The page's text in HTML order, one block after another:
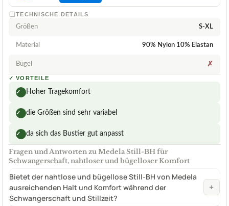
TECHNISCHE DETAILS
Größen S-XL
Material 90% Nylon 10% Elastan
Bügel ✗
✓ VORTEILE
✓ Hoher Tragekomfort
✓ die Größen sind sehr variabel
✓ da sich das Bustier gut anpasst
Fragen und Antworten zu Medela Still-BH für
Schwangerschaft, nahtloser und bügelloser Komfort
Bietet der nahtlose und bügellose Still-BH von Medela
ausreichenden Halt und Komfort während der
Schwangerschaft und Stillzeit?
+